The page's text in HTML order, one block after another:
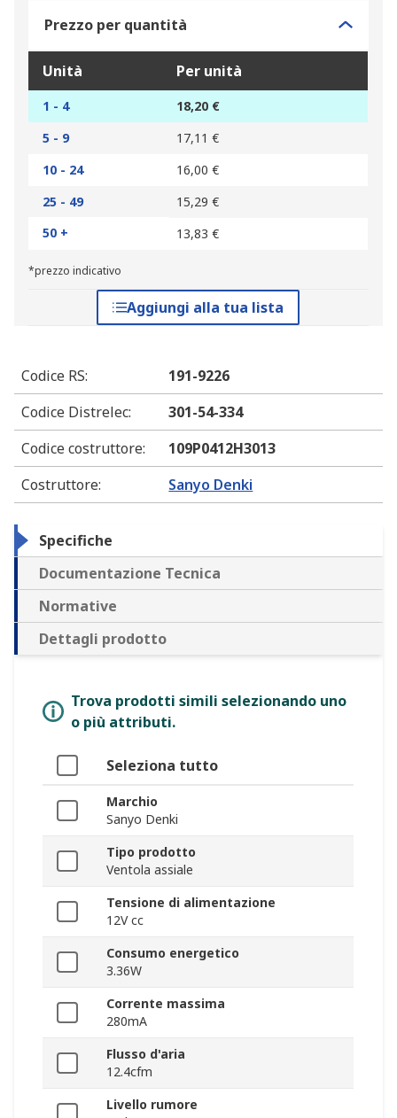
Prezzo per quantità
Unità Per unità
1 - 4
18,20 €
5 - 9
17,11 €
10 - 24
16,00 €
25 - 49
15,29 €
50 +
13,83 €
*prezzo indicativo
Aggiungi alla tua lista
Codice RS:
191-9226
Codice Distrelec:
301-54-334
Codice costruttore:
109P0412H3013
Costruttore: Sanyo Denki
Specifiche
Documentazione Tecnica
Normative
Dettagli prodotto
Trova prodotti simili selezionando uno
o più attributi.
Seleziona tutto
Marchio
Sanyo Denki
Tipo prodotto
Ventola assiale
Tensione di alimentazione
12V cc
Consumo energetico
3.36W
Corrente massima
280mA
Flusso d'aria
12.4cfm
Livello rumore